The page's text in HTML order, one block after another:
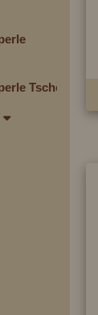
Tschechien